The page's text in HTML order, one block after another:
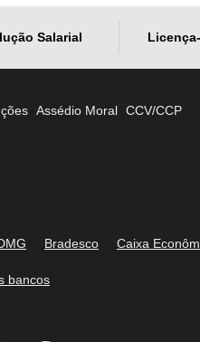
Salarial
Assédio Moral CCV/CCP
Bradesco Caixa
bancos